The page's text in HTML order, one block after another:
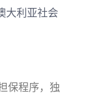
大利亚社会
保程序，独